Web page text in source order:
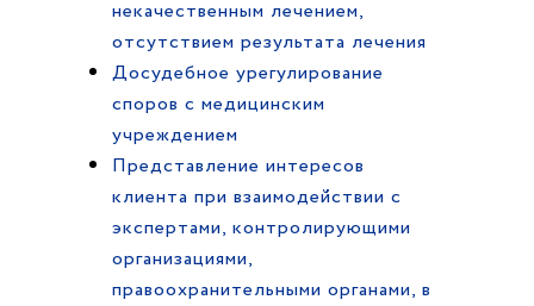
некачественным лечением,
отсутствием результата лечения
Досудебное урегулирование
споров с медицинским
учреждением
Представление интересов
клиента при взаимодействии с
экспертами, контролирующими
организациями,
правоохранительными органами, в